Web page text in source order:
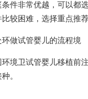
件非常优越，可以都
较困难，选择重点推
环做试管婴儿的流程境
境卫试管婴儿移植前
。